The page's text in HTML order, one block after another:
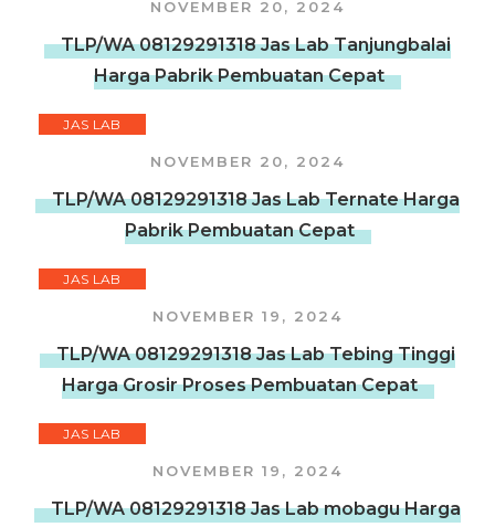
NOVEMBER 20, 2024
TLP/WA 08129291318 Jas Lab Tanjungbalai
Harga Pabrik Pembuatan Cepat
JAS LAB
NOVEMBER 20, 2024
TLP/WA 08129291318 Jas Lab Ternate Harga
Pabrik Pembuatan Cepat
JAS LAB
NOVEMBER 19, 2024
TLP/WA 08129291318 Jas Lab Tebing Tinggi
Harga Grosir Proses Pembuatan Cepat
JAS LAB
NOVEMBER 19, 2024
TLP/WA 08129291318 Jas Lab mobagu Harga